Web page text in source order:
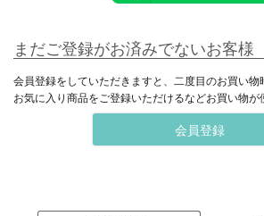
まだご登録がお済みでないお客様
会員登録をしていただきますと、二度目のお買い物
お気に入り商品をご登録いただけるなどお買い物が
会員登録